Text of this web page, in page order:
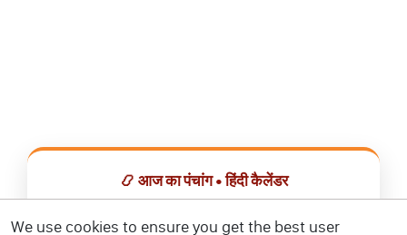
📿 आज का पंचांग • हिंदी कैलेंडर
We use cookies to ensure you get the best user